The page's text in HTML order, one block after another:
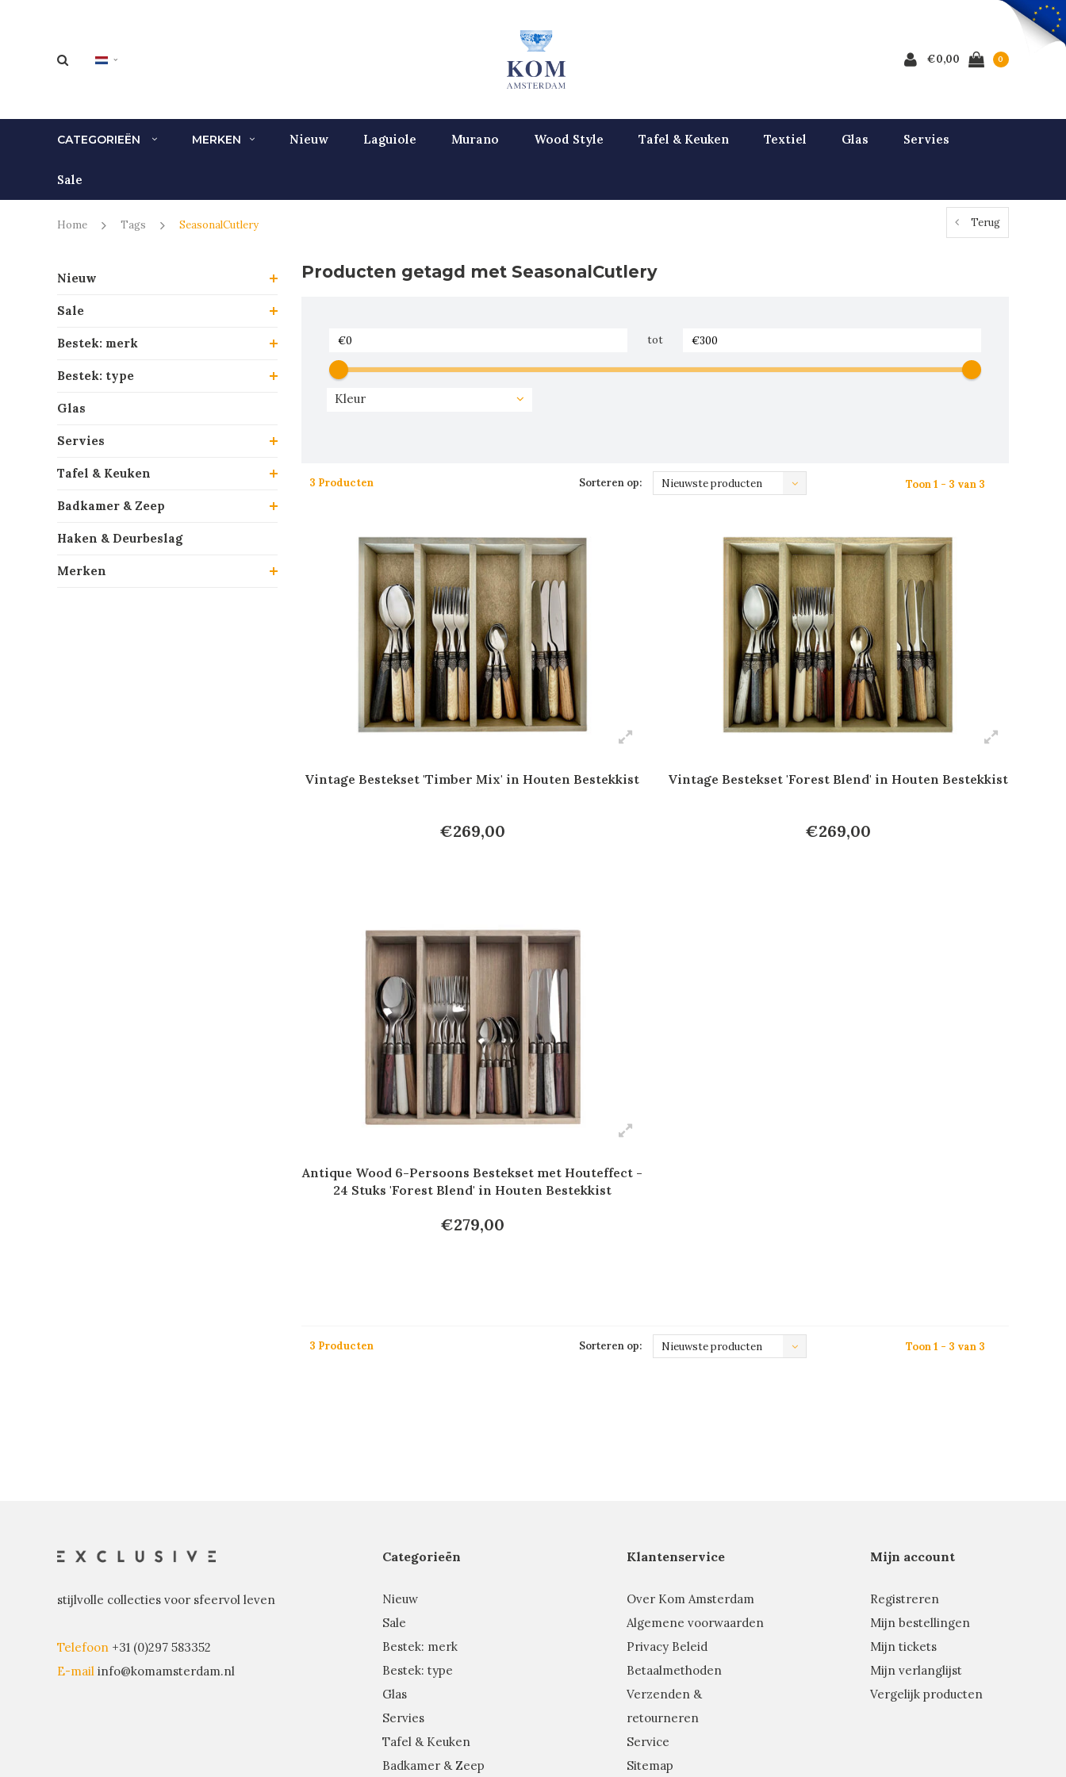
€0,00 0
CATEGORIEËN MERKEN Nieuw Laguiole Murano Wood Style Tafel & Keuken Textiel Glas Servies
Sale
Home Tags SeasonalCutlery Terug
Nieuw
Sale
Bestek: merk
Bestek: type
Glas
Servies
Tafel & Keuken
Badkamer & Zeep
Haken & Deurbeslag
Merken
Producten getagd met SeasonalCutlery
tot
Kleur
3 Producten Sorteren op: Nieuwste producten Toon 1 - 3 van 3
Vintage Bestekset 'Timber Mix' in Houten Bestekkist
€269,00
Vintage Bestekset 'Forest Blend' in Houten Bestekkist
€269,00
Antique Wood 6-Persoons Bestekset met Houteffect -
24 Stuks 'Forest Blend' in Houten Bestekkist
€279,00
3 Producten Sorteren op: Nieuwste producten Toon 1 - 3 van 3
stijlvolle collecties voor sfeervol leven
Telefoon +31 (0)297 583352
E-mail info@komamsterdam.nl
Categorieën
Nieuw
Sale
Bestek: merk
Bestek: type
Glas
Servies
Tafel & Keuken
Badkamer & Zeep
Klantenservice
Over Kom Amsterdam
Algemene voorwaarden
Privacy Beleid
Betaalmethoden
Verzenden &
retourneren
Service
Sitemap
Mijn account
Registreren
Mijn bestellingen
Mijn tickets
Mijn verlanglijst
Vergelijk producten